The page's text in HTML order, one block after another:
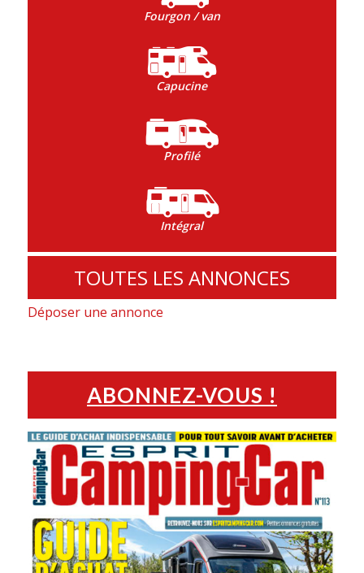
Fourgon / van
Capucine
Profilé
Intégral
TOUTES LES ANNONCES
Déposer une annonce
ABONNEZ-VOUS !